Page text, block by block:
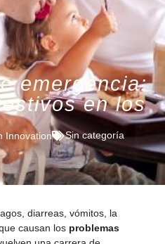
emergencia:
en los
Innovation Sin categoría
diarreas, vómitos, la
causan los problemas